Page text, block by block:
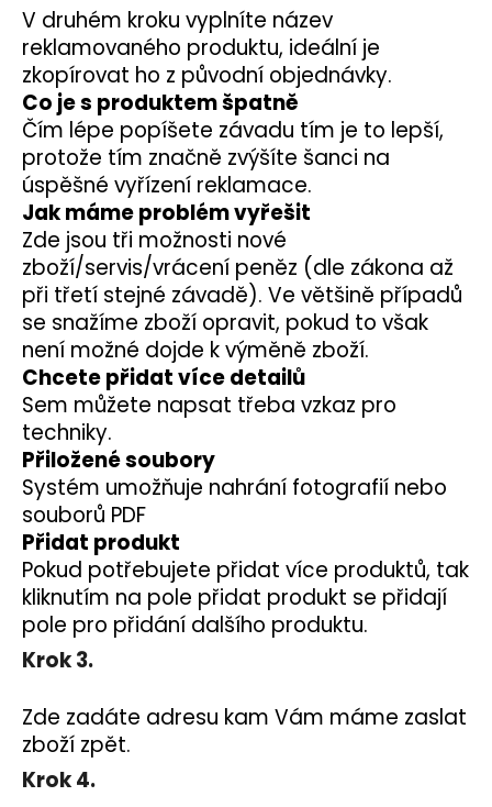
V druhém kroku vyplníte název
reklamovaného produktu, ideální je
zkopírovat ho z původní objednávky.
Co je s produktem špatně
Čím lépe popíšete závadu tím je to lepší,
protože tím značně zvýšíte šanci na
úspěšné vyřízení reklamace.
Jak máme problém vyřešit
Zde jsou tři možnosti nové
zboží/servis/vrácení peněz (dle zákona až
při třetí stejné závadě). Ve většině případů
se snažíme zboží opravit, pokud to však
není možné dojde k výměně zboží.
Chcete přidat více detailů
Sem můžete napsat třeba vzkaz pro
techniky.
Přiložené soubory
Systém umožňuje nahrání fotografií nebo
souborů PDF
Přidat produkt
Pokud potřebujete přidat více produktů, tak
kliknutím na pole přidat produkt se přidají
pole pro přidání dalšího produktu.
Krok 3.
Zde zadáte adresu kam Vám máme zaslat
zboží zpět.
Krok 4.
t
?
HLEDAT
D
o
p
o
r
u
č
u
j
e
m
e
DEKANG
USA
MIX
10ML
11MG
Kč
Původně:
195
Kč